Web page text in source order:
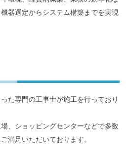
器選定からシステム構築までを実現
た専門の工事士が施工を行っており
、ショッピングセンターなどで多数
満足いただいております。